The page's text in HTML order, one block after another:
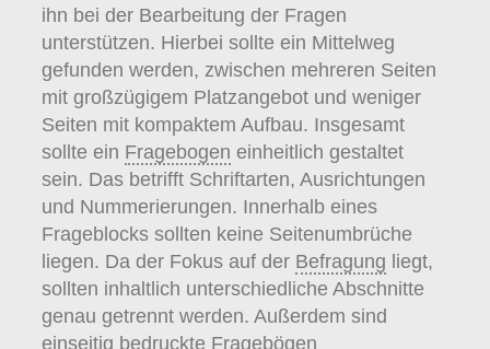
ihn bei der Bearbeitung der Fragen
unterstützen. Hierbei sollte ein Mittelweg
gefunden werden, zwischen mehreren Seiten
mit großzügigem Platzangebot und weniger
Seiten mit kompaktem Aufbau. Insgesamt
sollte ein Fragebogen einheitlich gestaltet
sein. Das betrifft Schriftarten, Ausrichtungen
und Nummerierungen. Innerhalb eines
Frageblocks sollten keine Seitenumbrüche
liegen. Da der Fokus auf der Befragung liegt,
sollten inhaltlich unterschiedliche Abschnitte
genau getrennt werden. Außerdem sind
einseitig bedruckte Fragebögen